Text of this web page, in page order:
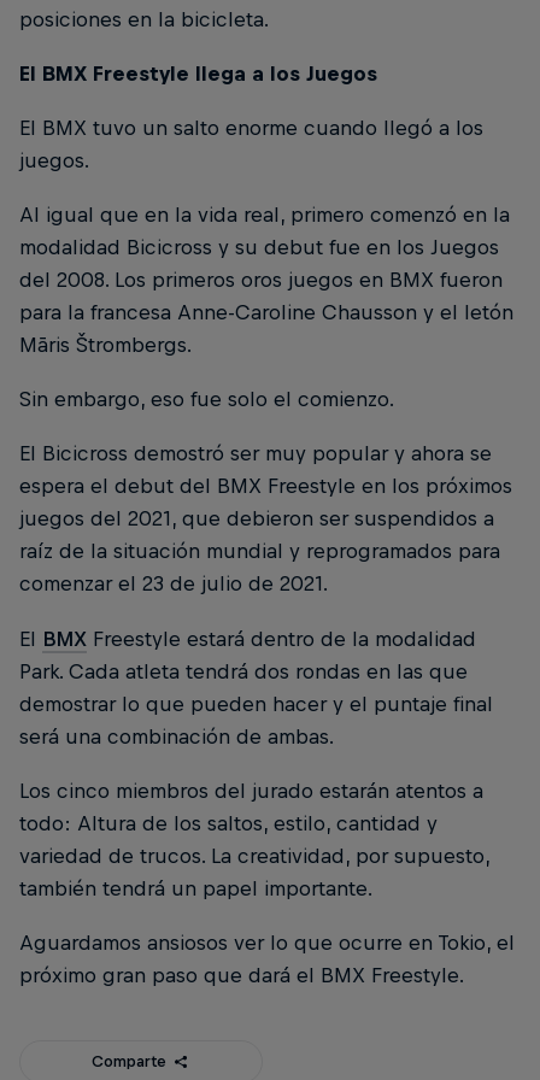
posiciones en la bicicleta.
El BMX Freestyle llega a los Juegos
El BMX tuvo un salto enorme cuando llegó a los
juegos.
Al igual que en la vida real, primero comenzó en la
modalidad Bicicross y su debut fue en los Juegos
del 2008. Los primeros oros juegos en BMX fueron
para la francesa Anne-Caroline Chausson y el letón
Māris Štrombergs.
Sin embargo, eso fue solo el comienzo.
El Bicicross demostró ser muy popular y ahora se
espera el debut del BMX Freestyle en los próximos
juegos del 2021, que debieron ser suspendidos a
raíz de la situación mundial y reprogramados para
comenzar el 23 de julio de 2021.
El BMX Freestyle estará dentro de la modalidad
Park. Cada atleta tendrá dos rondas en las que
demostrar lo que pueden hacer y el puntaje final
será una combinación de ambas.
Los cinco miembros del jurado estarán atentos a
todo: Altura de los saltos, estilo, cantidad y
variedad de trucos. La creatividad, por supuesto,
también tendrá un papel importante.
Aguardamos ansiosos ver lo que ocurre en Tokio, el
próximo gran paso que dará el BMX Freestyle.
Comparte